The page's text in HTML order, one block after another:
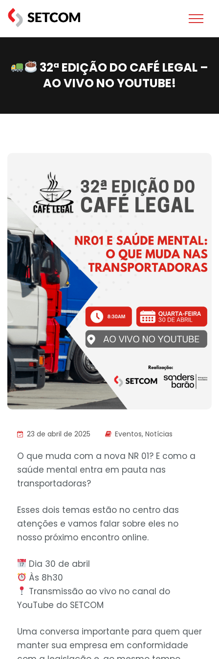
32ª EDIÇÃO DO CAFÉ LEGAL –
AO VIVO NO YOUTUBE!
23 de abril de 2025 Eventos, Notícias
O que muda com a nova NR 01? E como a
saúde mental entra em pauta nas
transportadoras?
Esses dois temas estão no centro das
atenções e vamos falar sobre eles no
nosso próximo encontro online.
Dia 30 de abril
Às 8h30
Transmissão ao vivo no canal do
YouTube do SETCOM
Uma conversa importante para quem quer
manter sua empresa em conformidade